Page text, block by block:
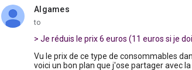
Algames
unread,
to
> Je réduis le prix 6 euros (11 euros si je
Vu le prix de ce type de consommables
voici un bon plan que j'ose partager avec